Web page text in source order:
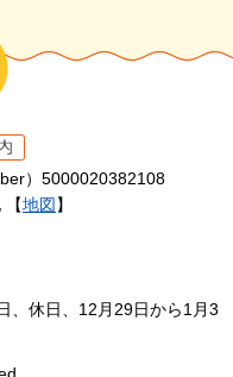
）5000020382108
【地図 】
、休日、12月29日から1月3